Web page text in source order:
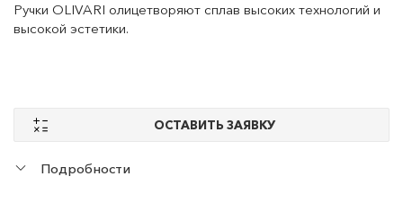
Ручки OLIVARI олицетворяют сплав высоких технологий и
высокой эстетики.
ОСТАВИТЬ ЗАЯВКУ
Подробности